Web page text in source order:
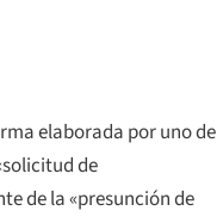
elaborada por uno de
de
de la «presunción de